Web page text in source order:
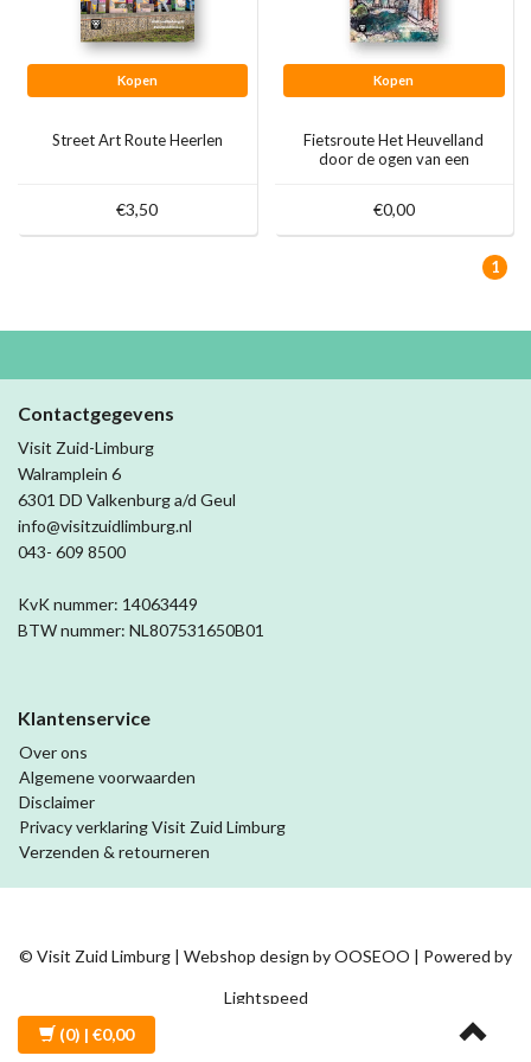
Kopen
Street Art Route Heerlen
€3,50
Kopen
Fietsroute Het Heuvelland
door de ogen van een
€0,00
1
Contactgegevens
Visit Zuid-Limburg
Walramplein 6
6301 DD Valkenburg a/d Geul
info@visitzuidlimburg.nl
043- 609 8500
KvK nummer: 14063449
BTW nummer: NL807531650B01
Klantenservice
Over ons
Algemene voorwaarden
Disclaimer
Privacy verklaring Visit Zuid Limburg
Verzenden & retourneren
© Visit Zuid Limburg | Webshop design byOOSEOO | Powered by
Lightspeed
(0) | €0,00